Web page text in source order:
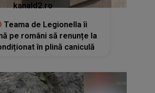
kanald2.ro
Teama de Legionella îi
pe români să renunțe la
în plină caniculă